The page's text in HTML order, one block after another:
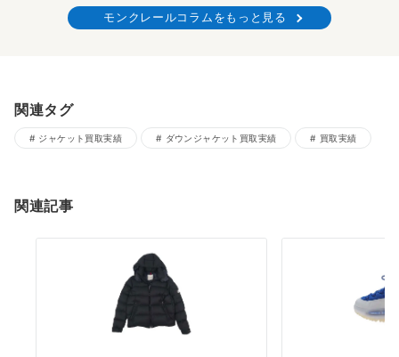
モンクレールコラムをもっと見る
関連タグ
ジャケット買取実績 ダウンジャケット買取実績 買取実績
関連記事